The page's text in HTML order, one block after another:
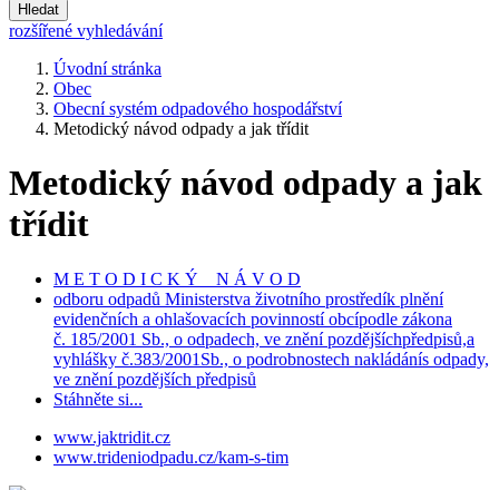
Hledat
rozšířené vyhledávání
Úvodní stránka
Obec
Obecní systém odpadového hospodářství
Metodický návod odpady a jak třídit
Metodický návod odpady a jak
třídit
M E T O D I C K Ý N Á V O D
odboru odpadů Ministerstva životního prostředík plnění
evidenčních a ohlašovacích povinností obcípodle zákona
č. 185/2001 Sb., o odpadech, ve znění pozdějšíchpředpisů,a
vyhlášky č.383/2001Sb., o podrobnostech nakládánís odpady,
ve znění pozdějších předpisů
Stáhněte si...
www.jaktridit.cz
www.trideniodpadu.cz/kam-s-tim